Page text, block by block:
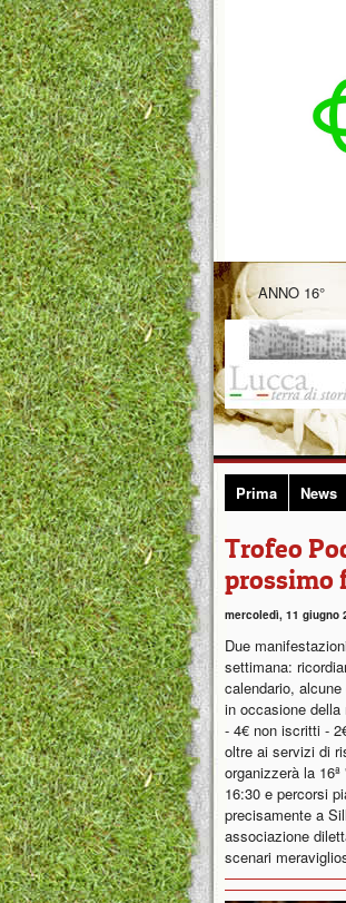
ANNO 16°
Prima News
Trofeo
prossimo
mercoledì, 11 giugno
Due
settimana:
calendario,
in occasione
- 4€ non iscritti -
oltre ai servizi di
organizzerà la
16:30 e percorsi
precisamente a
associazione
scenari